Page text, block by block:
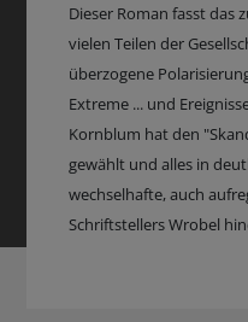
Dieser Roman fasst das
vielen Teilen der
überzogene
Extreme ... und
Kornblum hat den
gewählt und alles in
wechselhafte, auch
Schriftstellers Wrobel